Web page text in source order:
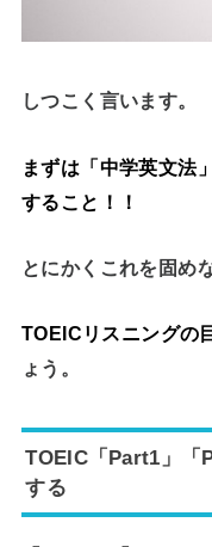
しつこく言います。
まずは「中学英文法
すること！！
とにかくこれを固め
TOEICリスニングの
ょう。
TOEIC「Part1」「
する